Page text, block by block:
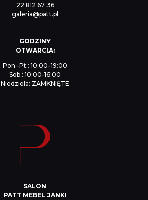
22 812 67 36
galeria@patt.pl
GODZINY
OTWARCIA:
Pon.-Pt.: 10:00-19:00
Sob.: 10:00-16:00
Niedziela: ZAMKNIĘTE
SALON
PATT MEBEL JANKI